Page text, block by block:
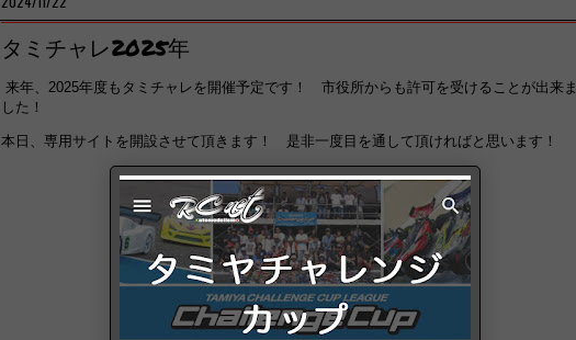
タミチャレ2025年
来年、2025年度もタミチャレを開催予定です！ 市役所からも許可を受けることが出来ま
した！
本日、専用サイトを開設させて頂きます！ 是非一度目を通して頂ければと思います！